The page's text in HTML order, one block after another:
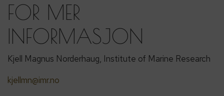
FOR MER
INFORMASJON
Kjell Magnus Norderhaug, Institute of Marine Research
kjellmn@imr.no